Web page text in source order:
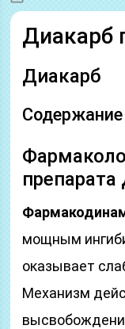
Диакарб
Диакарб
Содержание
мощным
оказывает
Механизм